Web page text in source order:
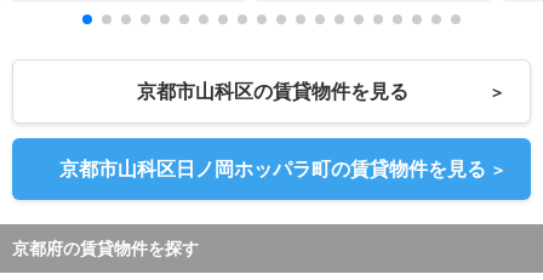
京都市山科区の賃貸物件を見る ＞
京都市山科区日ノ岡ホッパラ町の賃貸物件を見る ＞
京都府の賃貸物件を探す